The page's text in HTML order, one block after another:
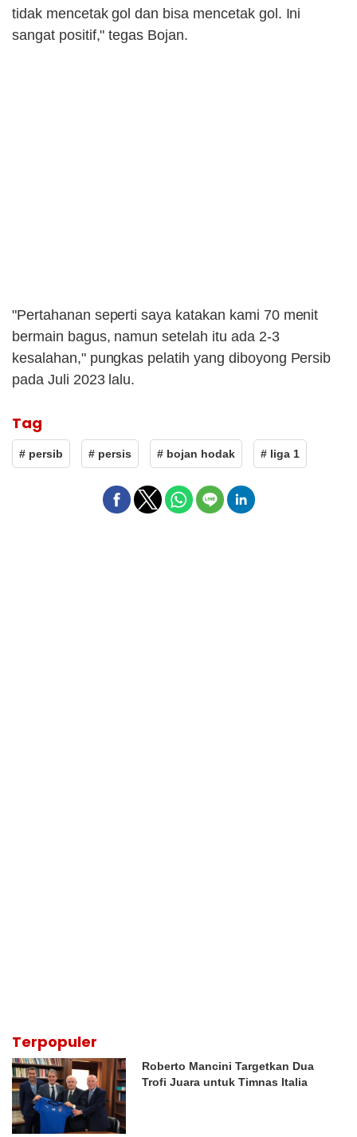
tidak mencetak gol dan bisa mencetak gol. Ini
sangat positif," tegas Bojan.
"Pertahanan seperti saya katakan kami 70 menit
bermain bagus, namun setelah itu ada 2-3
kesalahan," pungkas pelatih yang diboyong Persib
pada Juli 2023 lalu.
Tag
# persib # persis # bojan hodak # liga 1
Terpopuler
Roberto Mancini Targetkan Dua
Trofi Juara untuk Timnas Italia